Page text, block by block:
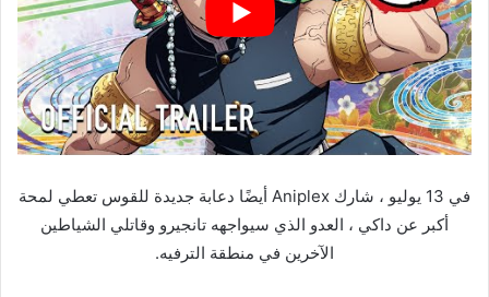
في 13 يوليو ، شارك Aniplex أيضًا دعابة جديدة للقوس تعطي لمحة
أكبر عن داكي ، العدو الذي سيواجهه تانجيرو وقاتلي الشياطين
الآخرين في منطقة الترفيه.